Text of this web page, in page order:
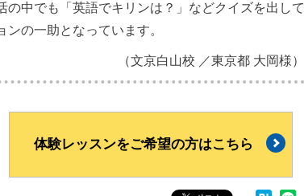
中でも「英語でキリンは？」などクイズを出して
の一助となっています。
（文京白山校 ／東京都 大岡様）
体験レッスンをご希望の方はこちら